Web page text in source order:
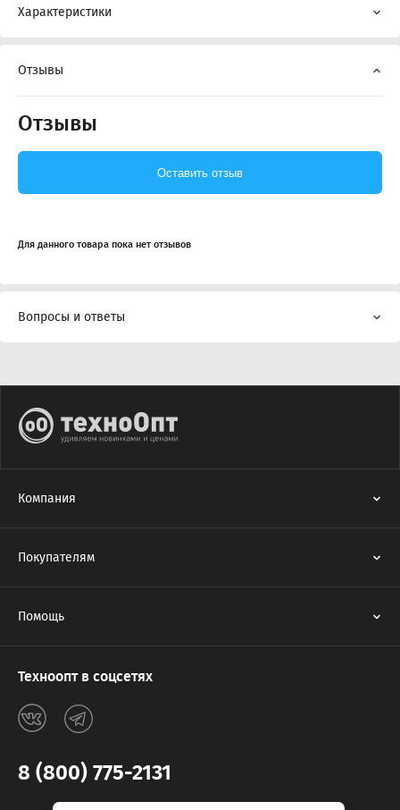
Характеристики
Отзывы
Отзывы
Для данного товара пока нет отзывов
Оставить отзыв
Вопросы и ответы
Компания
Покупателям
Помощь
Техноопт в соцсетях
8 (800) 775-2131